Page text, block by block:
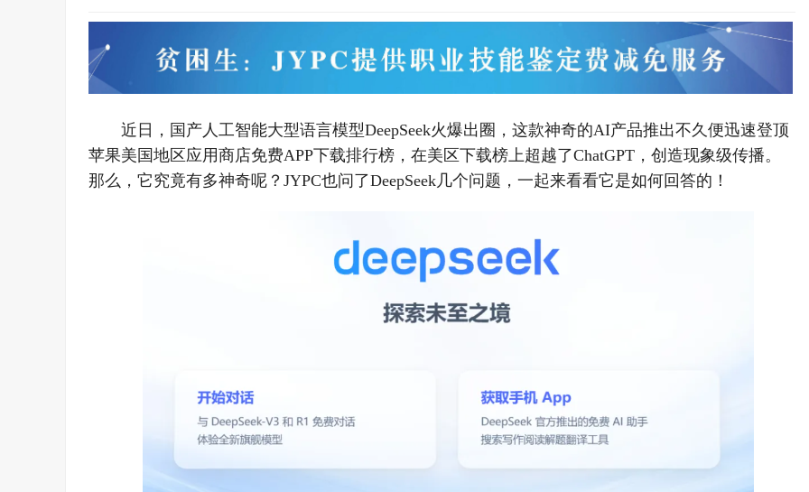
近日，国产人工智能大型语言模型DeepSeek火爆出圈，这款神奇的AI产品推出不久便迅速登顶
苹果美国地区应用商店免费APP下载排行榜，在美区下载榜上超越了ChatGPT，创造现象级传播。
那么，它究竟有多神奇呢？JYPC也问了DeepSeek几个问题，一起来看看它是如何回答的！